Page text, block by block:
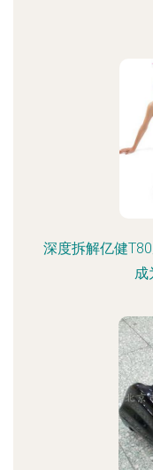
深度拆解亿健
成